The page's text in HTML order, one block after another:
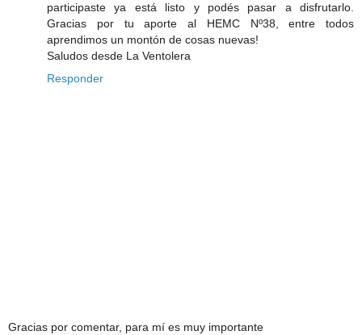
participaste ya está listo y podés pasar a disfrutarlo.
Gracias por tu aporte al HEMC Nº38, entre todos
aprendimos un montón de cosas nuevas!
Saludos desde La Ventolera
Responder
Gracias por comentar, para mí es muy importante